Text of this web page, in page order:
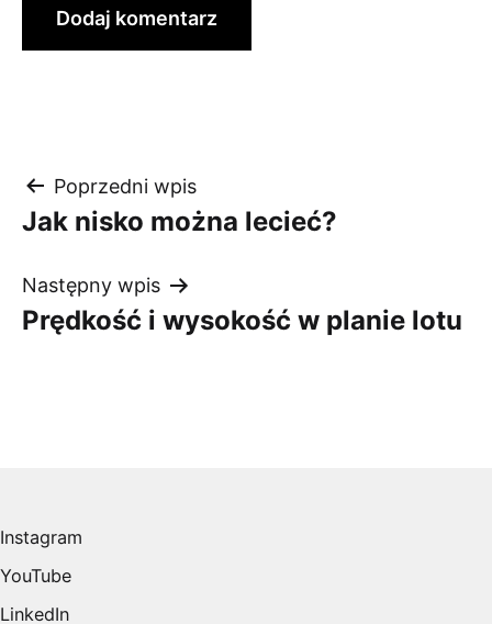
Nawigacja
wpisu
Poprzedni wpis
Jak nisko można lecieć?
Następny wpis
Prędkość i wysokość w planie lotu
Instagram
YouTube
LinkedIn